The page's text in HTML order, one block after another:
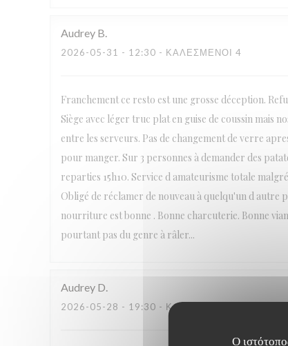
Ο
Audrey B
2026-05-31 - 12:30 - ΚΑΛΕΣΜΈΝΟΙ 4
Franchement ce resto est une grosse déception.
Siège avec léger truc plat en guise de coussin mais
entre les serveurs. Pas de changement de verre
pour manger. Sur 3 personnes à demander des
reparties 15h10. Service d amateurisme totale
Obligé de réclamer de nouveau à quelqu'un d autre
nourriture est bonne . Bonne charcuterie. Bonne
pourtant pas du genre à râler...
Audrey D
2026-05-28 - 19:30 - ΚΑΛΕΣΜΈΝΟΙ 2